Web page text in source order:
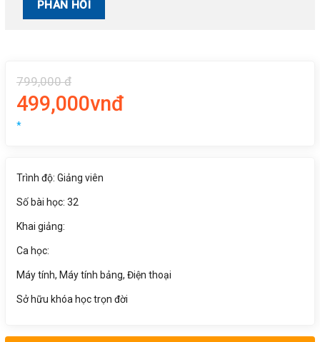
799,000 đ
499,000vnđ
*
Trình độ: Giảng viên
Số bài học: 32
Khai giảng:
Ca học:
Máy tính, Máy tính bảng, Điện thoại
Sở hữu khóa học trọn đời